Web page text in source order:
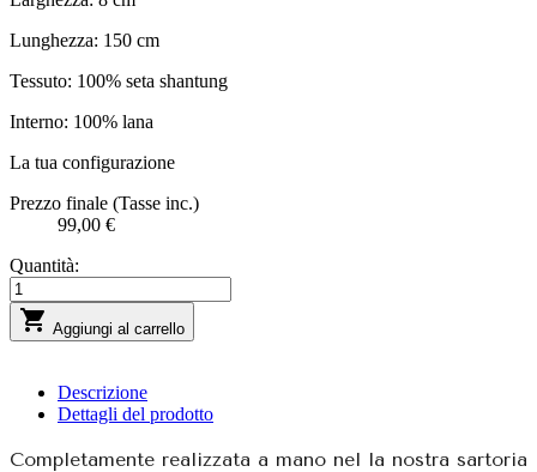
Lunghezza: 150 cm
Tessuto: 100% seta shantung
Interno: 100% lana
La tua configurazione
Prezzo finale (Tasse inc.)
99,00 €
Quantità:
 Aggiungi al carrello
Descrizione
Dettagli del prodotto
Completamente realizzata a mano nel la nostra sartoria